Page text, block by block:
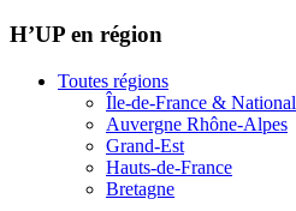
H’UP en région
Toutes régions
Île-de-France & National
Auvergne Rhône-Alpes
Grand-Est
Hauts-de-France
Bretagne